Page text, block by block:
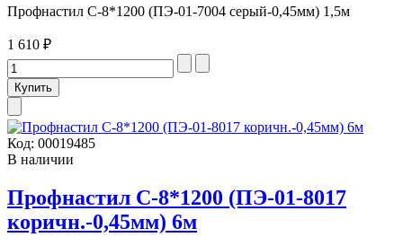
Профнастил С-8*1200 (ПЭ-01-7004 серый-0,45мм) 1,5м
1 610 ₽
Код: 00019485
В наличии
Профнастил С-8*1200 (ПЭ-01-8017
коричн.-0,45мм) 6м